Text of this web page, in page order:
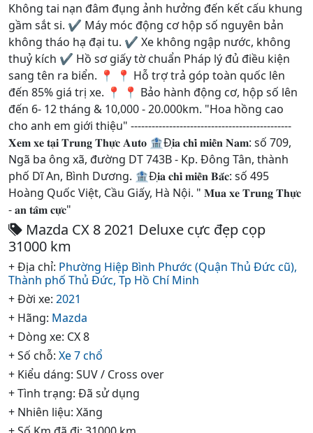
Không tai nạn đâm đụng ảnh hưởng đến kết cấu khung
gầm sắt si. ✔ Máy móc động cơ hộp số nguyên bản
không tháo hạ đại tu. ✔ Xe không ngập nước, không
thuỷ kích ✔ Hồ sơ giấy tờ chuẩn Pháp lý đủ điều kiện
sang tên ra biển. 📍 📍 Hỗ trợ trả góp toàn quốc lên
đến 85% giá trị xe. 📍 📍 Bảo hành động cơ, hộp số lên
đến 6- 12 tháng & 10,000 - 20.000km. "Hoa hồng cao
cho anh em giới thiệu" ----------------------------------------------
𝐗𝐞𝐦 𝐱𝐞 𝐭𝐚̣𝐢 𝐓𝐫𝐮𝐧𝐠 𝐓𝐡𝐮̛̣𝐜 𝐀𝐮𝐭𝐨 🏦Đ𝐢̣𝐚 𝐜𝐡𝐢̉ 𝐦𝐢𝐞̂̀𝐧 𝐍𝐚𝐦: số 709,
Ngã ba ông xã, đường DT 743B - Kp. Đông Tân, thành
phố Dĩ An, Bình Dương. 🏦Đ𝐢̣𝐚 𝐜𝐡𝐢̉ 𝐦𝐢𝐞̂̀𝐧 𝐁𝐚̆́𝐜: số 495
Hoàng Quốc Việt, Cầu Giấy, Hà Nội. " 𝐌𝐮𝐚 𝐱𝐞 𝐓𝐫𝐮𝐧𝐠 𝐓𝐡𝐮̛̣𝐜
- 𝐚𝐧 𝐭𝐚̂𝐦 𝐜𝐮̛̣𝐜"
Mazda CX 8 2021 Deluxe cực đẹp cọp
31000 km
+ Địa chỉ: Phường Hiệp Bình Phước (Quận Thủ Đức cũ),
Thành phố Thủ Đức, Tp Hồ Chí Minh
+ Đời xe: 2021
+ Hãng: Mazda
+ Dòng xe: CX 8
+ Số chỗ: Xe 7 chổ
+ Kiểu dáng: SUV / Cross over
+ Tình trạng: Đã sử dụng
+ Nhiên liệu: Xăng